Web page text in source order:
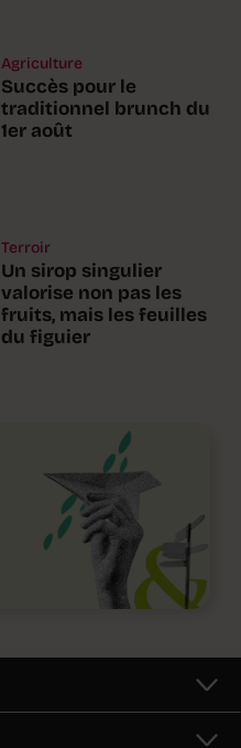
Agriculture
Succès pour le
traditionnel brunch du
1er août
Terroir
Un sirop singulier
valorise non pas les
fruits, mais les feuilles
du figuier